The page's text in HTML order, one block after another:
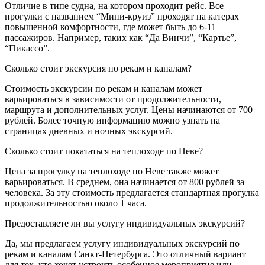
Отличие в типе судна, на котором проходит рейс. Все
прогулки с названием “Мини-круиз” проходят на катерах
повышенной комфортности, где может быть до 6-11
пассажиров. Например, таких как “Да Винчи”, “Картье”,
“Пикассо”.
Сколько стоит экскурсия по рекам и каналам?
Стоимость экскурсии по рекам и каналам может
варьироваться в зависимости от продолжительности,
маршрута и дополнительных услуг. Цены начинаются от 700
рублей. Более точную информацию можно узнать на
страницах дневных и ночных экскурсий.
Сколько стоит покататься на теплоходе по Неве?
Цена за прогулку на теплоходе по Неве также может
варьироваться. В среднем, она начинается от 800 рублей за
человека. За эту стоимость предлагается стандартная прогулка
продолжительностью около 1 часа.
Предоставляете ли вы услугу индивидуальных экскурсий?
Да, мы предлагаем услугу индивидуальных экскурсий по
рекам и каналам Санкт-Петербурга. Это отличный вариант